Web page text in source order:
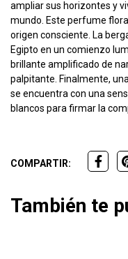
ampliar sus horizontes y
mundo. Este perfume
origen consciente. La
Egipto en un comienzo
brillante amplificado de
palpitante. Finalmente,
se encuentra con una
blancos para firmar la
COMPARTIR:
También te